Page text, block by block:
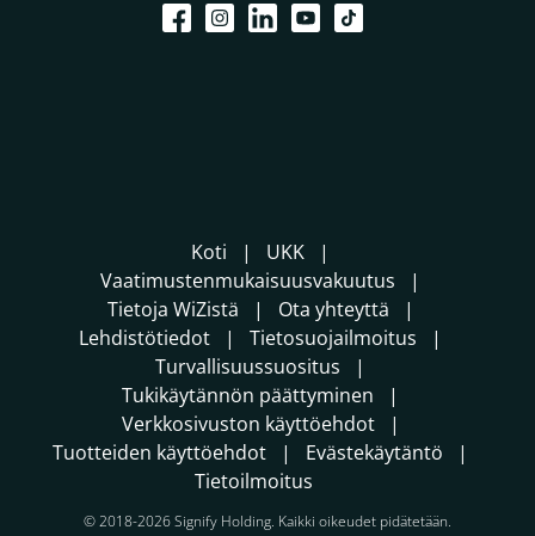
Koti
UKK
Vaatimustenmukaisuusvakuutus
Tietoja WiZistä
Ota yhteyttä
Lehdistötiedot
Tietosuojailmoitus
Turvallisuussuositus
Tukikäytännön päättyminen
Verkkosivuston käyttöehdot
Tuotteiden käyttöehdot
Evästekäytäntö
Tietoilmoitus
© 2018-2026 Signify Holding. Kaikki oikeudet pidätetään.